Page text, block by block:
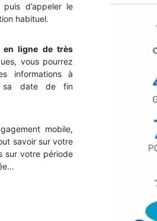
d’appeler le
habituel.
en ligne de très
vous pourrez
informations à
sa date de fin
mobile,
savoir sur votre
sur votre période